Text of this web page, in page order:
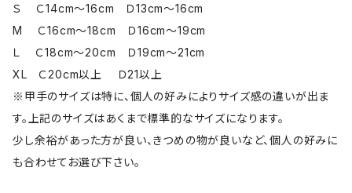
Ｓ Ｃ14cm～16cm Ｄ13cm～16cm
M Ｃ16cm～18cm Ｄ16cm～19cm
Ｌ Ｃ18cm～20cm Ｄ19cm～21cm
XL Ｃ20cm以上 Ｄ21以上
※甲手のサイズは特に、個人の好みによりサイズ感の違いが出ま
す。上記のサイズはあくまで標準的なサイズになります。
少し余裕があった方が良い、きつめの物が良いなど、個人の好みに
も合わせてお選び下さい。